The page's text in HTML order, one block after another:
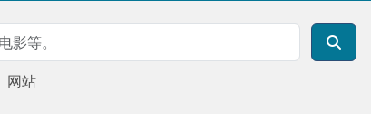
网站